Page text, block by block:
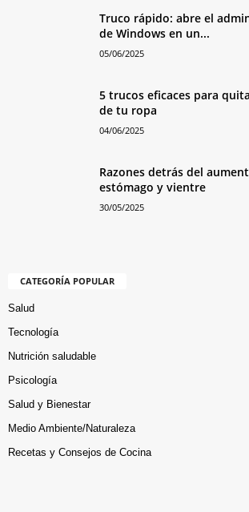
Truco rápido: abre el
de Windows en un...
05/06/2025
5 trucos eficaces para
de tu ropa
04/06/2025
Razones detrás del
estómago y vientre
30/05/2025
CATEGORÍA POPULAR
Salud
Tecnología
Nutrición saludable
Psicología
Salud y Bienestar
Medio Ambiente/Naturaleza
Recetas y Consejos de Cocina